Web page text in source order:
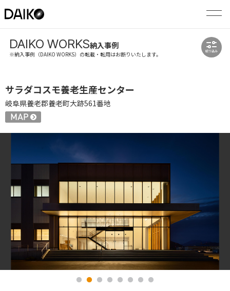
DAIKO WORKS納入事例
※納入事例（DAIKO WORKS）の転載・転用はお断りいたします。 絞り込み
サラダコスモ養老生産センター
岐阜県養老郡養老町大跡561番地